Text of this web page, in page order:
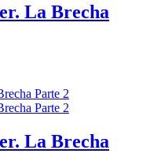
La Brecha
La Brecha